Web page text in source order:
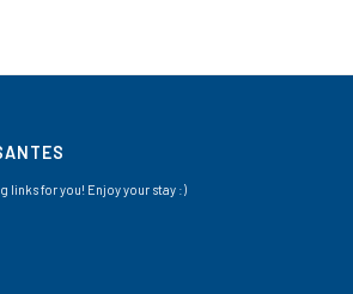
links for you! Enjoy your stay :)